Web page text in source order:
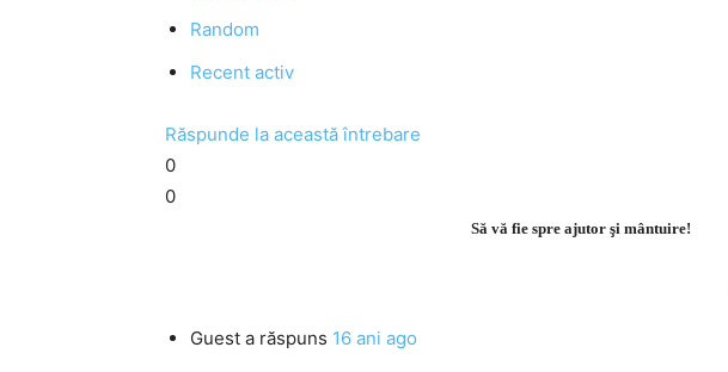
Random
Recent activ
Răspunde la această întrebare
0
0
Să vă fie spre ajutor şi mântuire!
Guest a răspuns 16 ani ago